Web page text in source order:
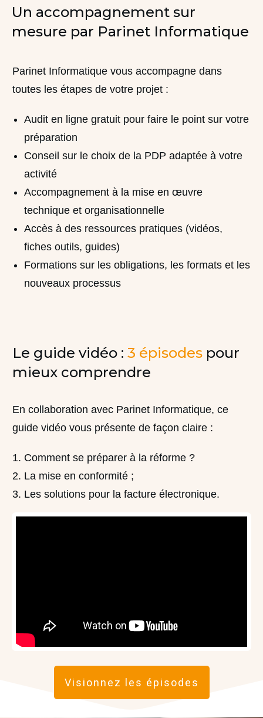
Un accompagnement sur
mesure par Parinet Informatique
Parinet Informatique vous accompagne dans
toutes les étapes de votre projet :
Audit en ligne gratuit pour faire le point sur votre
préparation
Conseil sur le choix de la PDP adaptée à votre
activité
Accompagnement à la mise en œuvre
technique et organisationnelle
Accès à des ressources pratiques (vidéos,
fiches outils, guides)
Formations sur les obligations, les formats et les
nouveaux processus
Le guide vidéo : 3 épisodes pour
mieux comprendre
En collaboration avec Parinet Informatique, ce
guide vidéo vous présente de façon claire :
Comment se préparer à la réforme ?
La mise en conformité ;
Les solutions pour la facture électronique.
Visionnez les épisodes